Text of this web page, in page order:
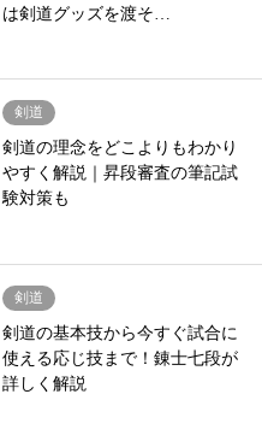
は剣道グッズを渡そ…
剣道
剣道の理念をどこよりもわかり
やすく解説｜昇段審査の筆記試
験対策も
剣道
剣道の基本技から今すぐ試合に
使える応じ技まで！錬士七段が
詳しく解説